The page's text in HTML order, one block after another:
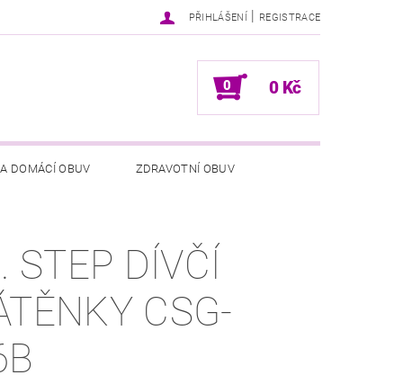
PŘIHLÁŠENÍ | REGISTRACE
0 0 Kč
DOMÁCÍ OBUV ZDRAVOTNÍ OBUV
STEP DÍVČÍ
CSG-